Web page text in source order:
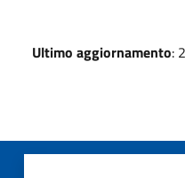
Ultimo aggiornamento: